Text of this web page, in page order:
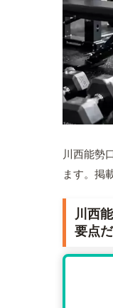
川西能勢
ます。掲
川西
要点